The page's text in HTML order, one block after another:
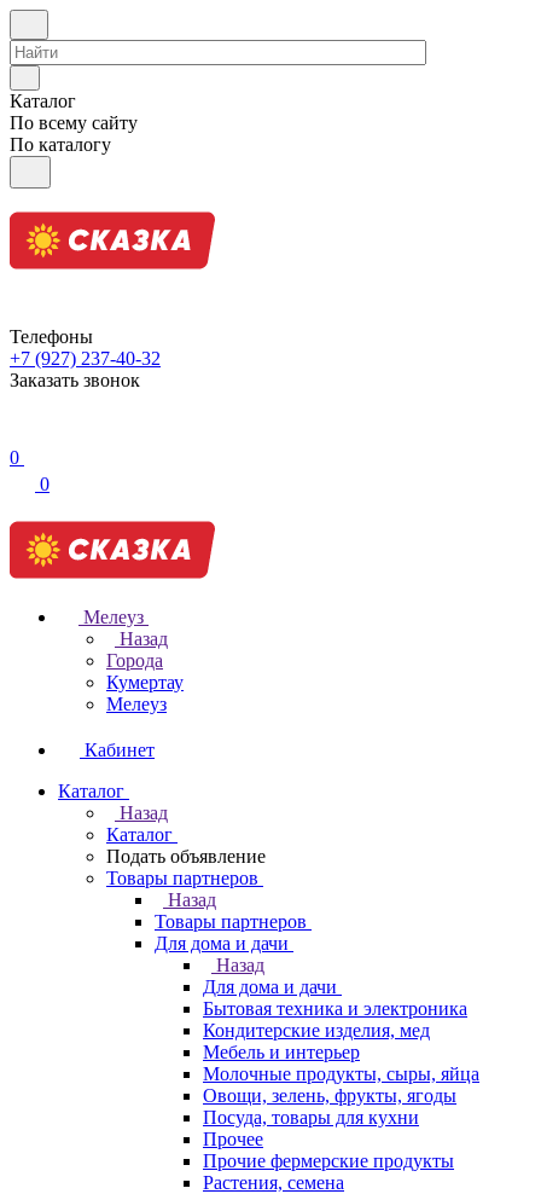
Каталог
По всему сайту
По каталогу
Телефоны
+7 (927) 237-40-32
Заказать звонок
0
0
Мелеуз
Назад
Города
Кумертау
Мелеуз
Кабинет
Каталог
Назад
Каталог
Подать объявление
Товары партнеров
Назад
Товары партнеров
Для дома и дачи
Назад
Для дома и дачи
Бытовая техника и электроника
Кондитерские изделия, мед
Мебель и интерьер
Молочные продукты, сыры, яйца
Овощи, зелень, фрукты, ягоды
Посуда, товары для кухни
Прочее
Прочие фермерские продукты
Растения, семена